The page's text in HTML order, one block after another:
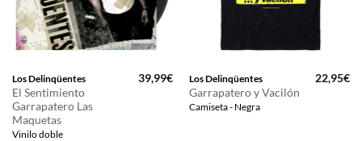
Los Delinqüentes
El Sentimiento
Garrapatero Las
Maquetas
Vinilo doble
39,99€ Los Delinqüentes
Garrapatero y Vacilón
Camiseta - Negra
22,95€